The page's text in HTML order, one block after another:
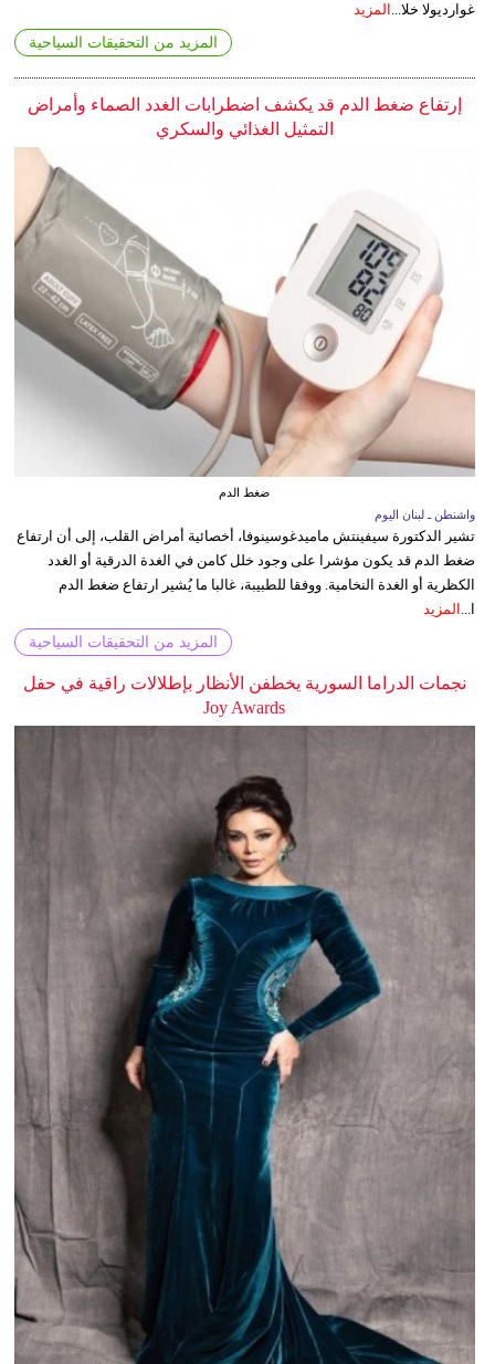
غوارديولا خلا... المزيد
المزيد من التحقيقات السياحية
إرتفاع ضغط الدم قد يكشف اضطرابات الغدد الصماء وأمراض
التمثيل الغذائي والسكري
ضغط الدم
واشنطن ـ لبنان اليوم
تشير الدكتورة سيفينتش ماميدغوسينوفا، أخصائية أمراض القلب، إلى أن ارتفاع
ضغط الدم قد يكون مؤشرا على وجود خلل كامن في الغدة الدرقية أو الغدد
الكظرية أو الغدة النخامية. ووفقا للطبيبة، غالبا ما يُشير ارتفاع ضغط الدم
ا... المزيد
المزيد من التحقيقات السياحية
نجمات الدراما السورية يخطفن الأنظار بإطلالات راقية في حفل
Joy Awards